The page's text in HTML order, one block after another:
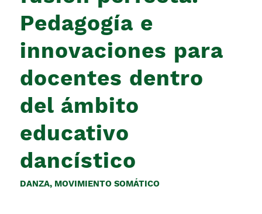
Pedagogía e
innovaciones para
docentes dentro
del ámbito
educativo
dancístico
DANZA, MOVIMIENTO SOMÁTICO